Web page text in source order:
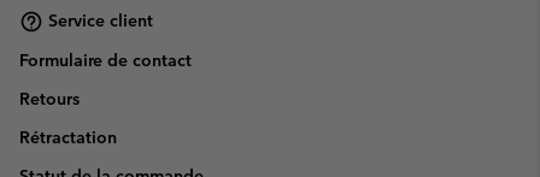
Service client
Formulaire de contact
Retours
Rétractation